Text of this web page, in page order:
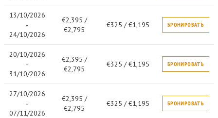
13/10/2026
-
24/10/2026
€2,395 /
€2,795
€325 / €1,195 БРОНИРОВАТЬ
20/10/2026
-
31/10/2026
€2,395 /
€2,795
€325 / €1,195 БРОНИРОВАТЬ
27/10/2026
-
07/11/2026
€2,395 /
€2,795
€325 / €1,195 БРОНИРОВАТЬ